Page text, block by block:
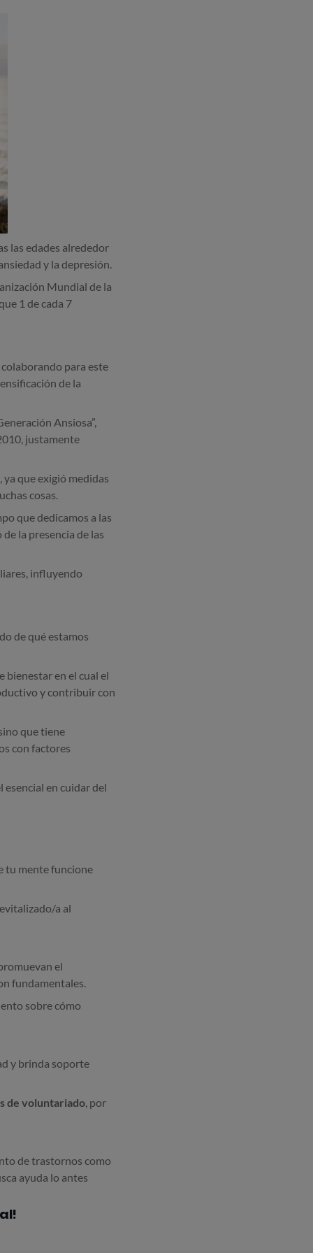
las edades alrededor
y la depresión.
Mundial de la
1 de cada 7
para este
de la
Ansiosa”,
justamente
que exigió medidas
cosas.
que dedicamos a las
la presencia de las
influyendo
de qué estamos
bienestar en el cual el
y contribuir con
que tiene
con factores
en cuidar del
tu mente funcione
a al
el
fundamentales.
sobre cómo
y brinda soporte
de voluntariado, por
de trastornos como
ayuda lo antes